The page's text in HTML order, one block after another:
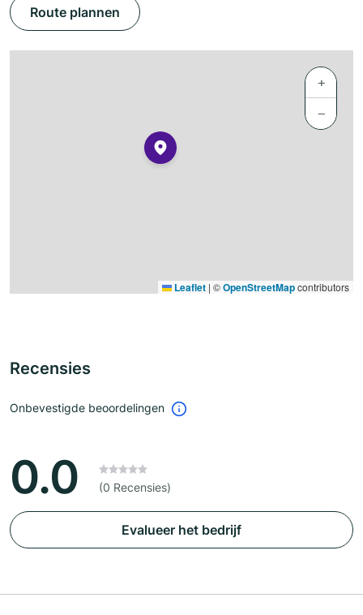
Route plannen
+
−
Leaflet | ©OpenStreetMapcontributors
Recensies
Onbevestigde beoordelingen
0.0 (0 Recensies)
Evalueer het bedrijf